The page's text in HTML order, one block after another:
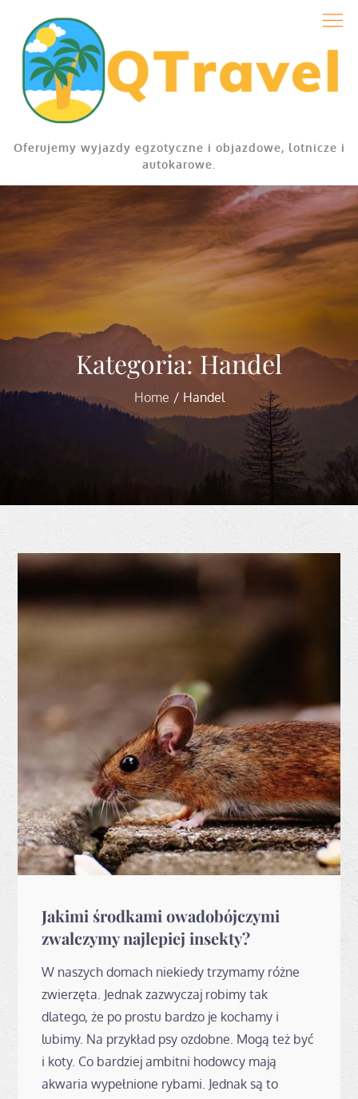
content
Oferujemy wyjazdy egzotyczne i objazdowe, lotnicze i
autokarowe.
Kategoria: Handel
Home Handel
Jakimi środkami owadobójczymi
zwalczymy najlepiej insekty?
W naszych domach niekiedy trzymamy różne
zwierzęta. Jednak zazwyczaj robimy tak
dlatego, że po prostu bardzo je kochamy i
lubimy. Na przykład psy ozdobne. Mogą też być
i koty. Co bardziej ambitni hodowcy mają
akwaria wypełnione rybami. Jednak są to